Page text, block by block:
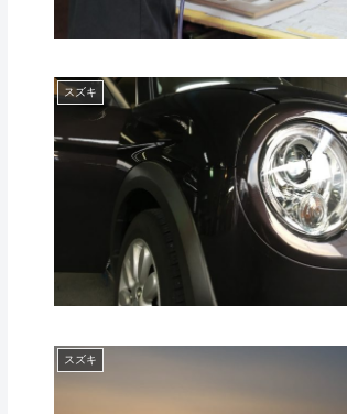
スズキ
スズキ